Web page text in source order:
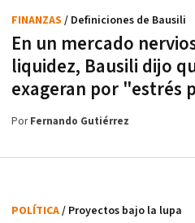
En un mercado
liquidez, Bausili dijo
exageran por "estrés
FINANZAS / Definiciones de Bausili
PorFernando Gutiérrez
POLÍTICA/ Proyectos bajo la lupa